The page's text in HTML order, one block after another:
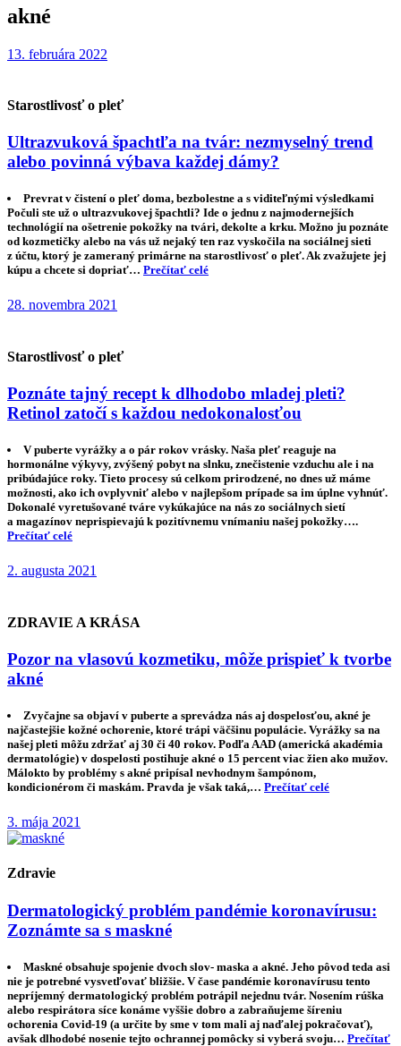
akné
13. februára 2022
Starostlivosť o pleť
Ultrazvuková špachtľa na tvár: nezmyselný trend
alebo povinná výbava každej dámy?
Prevrat v čistení o pleť doma, bezbolestne a s viditeľnými výsledkami
Počuli ste už o ultrazvukovej špachtli? Ide o jednu z najmodernejších
technológií na ošetrenie pokožky na tvári, dekolte a krku. Možno ju poznáte
od kozmetičky alebo na vás už nejaký ten raz vyskočila na sociálnej sieti
z účtu, ktorý je zameraný primárne na starostlivosť o pleť. Ak zvažujete jej
kúpu a chcete si dopriať… Prečítať celé
28. novembra 2021
Starostlivosť o pleť
Poznáte tajný recept k dlhodobo mladej pleti?
Retinol zatočí s každou nedokonalosťou
V puberte vyrážky a o pár rokov vrásky. Naša pleť reaguje na
hormonálne výkyvy, zvýšený pobyt na slnku, znečistenie vzduchu ale i na
pribúdajúce roky. Tieto procesy sú celkom prirodzené, no dnes už máme
možnosti, ako ich ovplyvniť alebo v najlepšom prípade sa im úplne vyhnúť.
Dokonalé vyretušované tváre vykúkajúce na nás zo sociálnych sietí
a magazínov neprispievajú k pozitívnemu vnímaniu našej pokožky….
Prečítať celé
2. augusta 2021
ZDRAVIE A KRÁSA
Pozor na vlasovú kozmetiku, môže prispieť k tvorbe
akné
Zvyčajne sa objaví v puberte a sprevádza nás aj dospelosťou, akné je
najčastejšie kožné ochorenie, ktoré trápi väčšinu populácie. Vyrážky sa na
našej pleti môžu zdržať aj 30 či 40 rokov. Podľa AAD (americká akadémia
dermatológie) v dospelosti postihuje akné o 15 percent viac žien ako mužov.
Málokto by problémy s akné pripísal nevhodnym šampónom,
kondicionérom či maskám. Pravda je však taká,… Prečítať celé
3. mája 2021
Zdravie
Dermatologický problém pandémie koronavírusu:
Zoznámte sa s maskné
Maskné obsahuje spojenie dvoch slov- maska a akné. Jeho pôvod teda asi
nie je potrebné vysvetľovať bližšie. V čase pandémie koronavírusu tento
nepríjemný dermatologický problém potrápil nejednu tvár. Nosením rúška
alebo respirátora síce konáme vyššie dobro a zabraňujeme šíreniu
ochorenia Covid-19 (a určite by sme v tom mali aj naďalej pokračovať),
avšak dlhodobé nosenie tejto ochrannej pomôcky si vyberá svoju… Prečítať